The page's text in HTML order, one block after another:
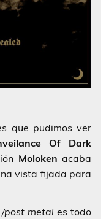
que pudimos ver
Of Dark
Moloken acaba
vista fijada para
post metales todo